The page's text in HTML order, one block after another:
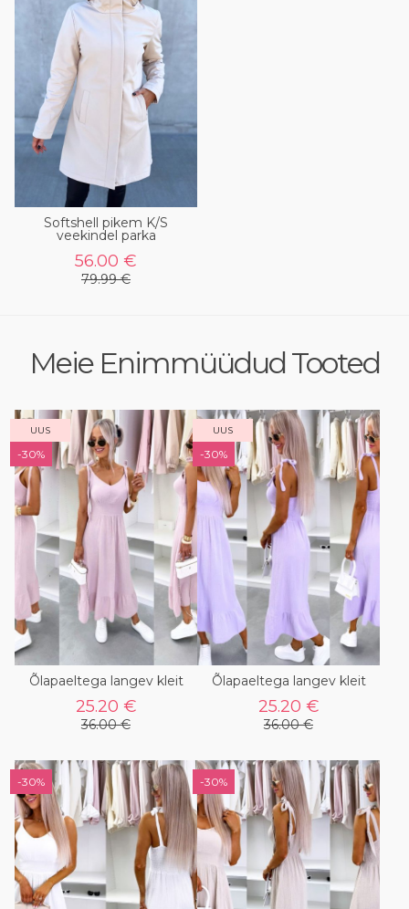
Softshell pikem K/S
veekindel parka
56.00 €
79.99 €
Meie Enimmüüdud Tooted
UUS
-30%
Õlapaeltega langev kleit
25.20 €
36.00 €
UUS
-30%
Õlapaeltega langev kleit
25.20 €
36.00 €
-30% -30%